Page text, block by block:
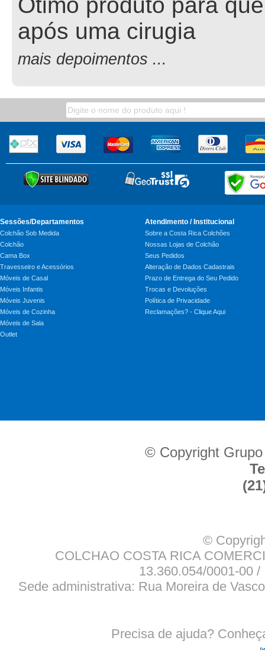
após uma cirugia
mais depoimentos ...
Sessões/Departamentos
Colchão Sob Medida
Colchão
Cama Box
Travesseiro e Acessórios
Móveis de Casal
Móveis Infantis
Móveis Juvenis
Móveis de Cozinha
Móveis de Sala
Outlet
Atendimento / Institucional
Sobre a Costa Rica Colchões
Nossas Lojas de Colchão
Seus Pedidos
Alteração de Dados Cadastrais
Prazo de Entrega do Seu Pedido
Trocas e Devoluções
Política de Privacidade
Reclamações? - Clique Aqui
© Copyright
©
COLCHAO COSTA RICA
13.360.054/0001-00
Sede administrativa: Rua Moreira de
Precisa de ajuda?